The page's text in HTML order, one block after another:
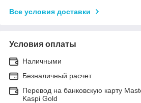
Все условия доставки
Условия оплаты
Наличными
Безналичный расчет
Перевод на банковскую карту
Kaspi Gold